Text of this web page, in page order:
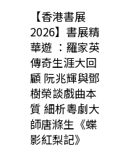
【香港書展
2026】書展精
華遊 ：羅家英
傳奇生涯大回
顧 阮兆輝與鄧
樹榮談戲曲本
質 細析粵劇大
師唐滌生《蝶
影紅梨記》